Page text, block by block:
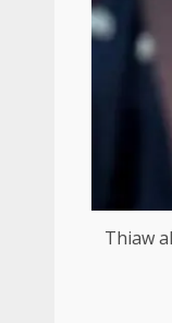
Thiaw